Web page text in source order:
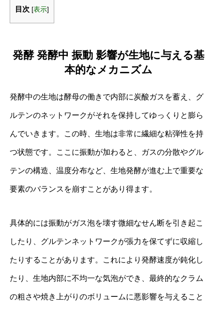
目次 [表示]
発酵 発酵中 振動 影響が生地に与える基
本的なメカニズム
発酵中の生地は酵母の働きで内部に炭酸ガスを蓄え、グ
ルテンのネットワークがそれを保持してゆっくりと膨ら
んでいきます。この時、生地は非常に繊細な粘弾性を持
つ状態です。ここに振動が加わると、ガスの分散やグル
テンの構造、温度分布など、生地発酵が進む上で重要な
要素のバランスを崩すことがあり得ます。
具体的には振動がガス泡を壊す微細なせん断を引き起こ
したり、グルテンネットワークが張力を保てずに収縮し
たりすることがあります。これにより発酵速度が鈍化し
たり、生地内部に不均一な気泡ができ、最終的なクラム
の粗さや焼き上がりのボリュームに悪影響を与えること